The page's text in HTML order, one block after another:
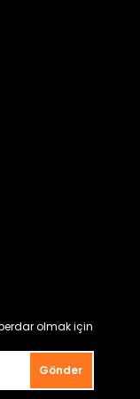
olmak için
Gönder